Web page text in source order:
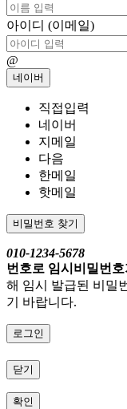
아이디 (이메일)
@
네이버
직접입력
네이버
지메일
다음
한메일
핫메일
비밀번호 찾기
010-1234-5678
번호로 임시비밀번
해 임시 발급된 비밀
기 바랍니다.
로그인
닫기
확인